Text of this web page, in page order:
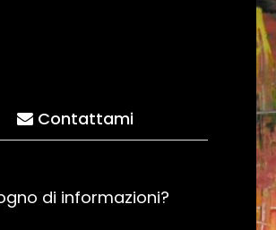
Contattami
di informazioni?